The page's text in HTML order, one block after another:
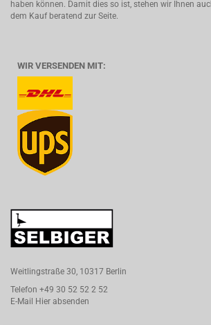
haben können. Damit dies so ist, stehen wir Ihnen
dem Kauf beratend zur Seite.
WIR VERSENDEN MIT:
Weitlingstraße 30, 10317 Berlin
Telefon +49 30 52 52 2 52
E-Mail
Hier absenden